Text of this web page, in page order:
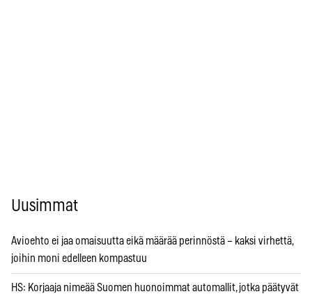
Uusimmat
Avioehto ei jaa omaisuutta eikä määrää perinnöstä – kaksi virhettä,
joihin moni edelleen kompastuu
HS: Korjaaja nimeää Suomen huonoimmat automallit, jotka päätyvät